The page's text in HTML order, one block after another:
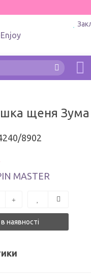
щеня
8902
MASTER
наявності